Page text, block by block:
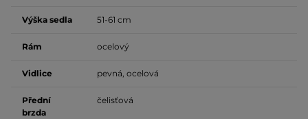
Výška sedla 51-61 cm
Rám ocelový
Vidlice pevná, ocelová
Přední
brzda
čelisťová